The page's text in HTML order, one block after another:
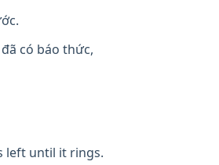
có báo thức,
left until it rings.